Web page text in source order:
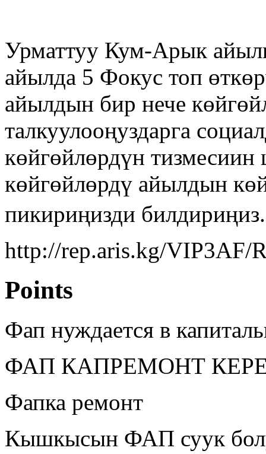
Урматтуу Кум-Арык
айылда 5 Фокус топ
айылдын бир нече
талкуулооңуздарга
көйгөйлөрдүн
көйгөйлөрдү айылдын
пикириңизди
http://rep.aris.kg/VIP3AF/
Points
Фап нуждается в
ФАП КАПРЕМОНТ
Фапка ремонт
Кышкысын ФАП суук